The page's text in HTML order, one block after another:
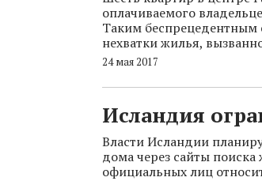
оплачиваемого
Таким беспрецедентным
нехватки жилья,
24 мая 2017
Исландия
Власти Исландии
дома через сайты поиска
официальных лиц